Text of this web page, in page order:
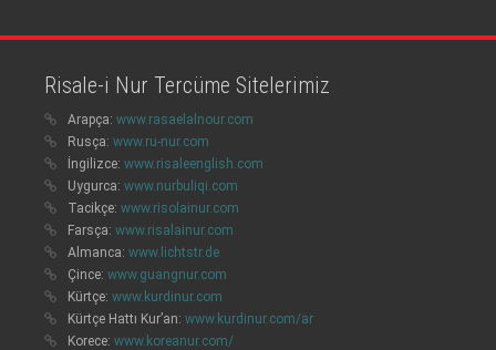
Risale-i Nur Tercüme Sitelerimiz
Arapça: www.rasaelalnour.com
Rusça: www.ru-nur.com
İngilizce: www.risaleenglish.com
Uygurca: www.nurbuliqi.com
Tacikçe: www.risolainur.com
Farsça: www.risalainur.com
Almanca: www.lichtstr.de
Çince: www.guangnur.com
Kürtçe: www.kurdinur.com
Kürtçe Hattı Kur’an: www.kurdinur.com/ar
Korece: www.koreanur.com/